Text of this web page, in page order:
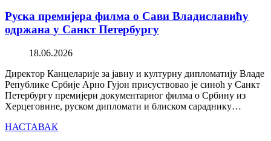
Руска премијера филма о Сави Владиславићу
одржана у Санкт Петербургу
18.06.2026
Директор Канцеларије за јавну и културну дипломатију Владе
Републике Србије Арно Гујон присуствовао је синоћ у Санкт
Петербургу премијери документарног филма о Србину из
Херцеговине, руском дипломати и блиском сараднику…
НАСТАВАК